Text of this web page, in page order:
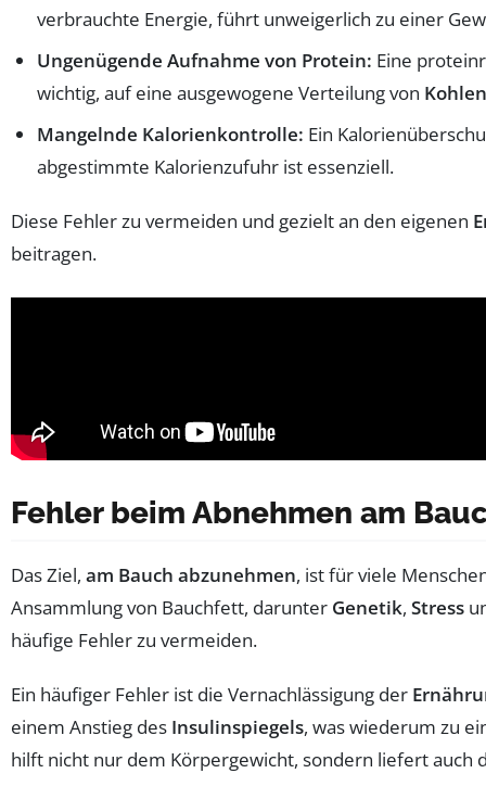
verbrauchte Energie, führt unweigerlich zu einer
Ungenügende Aufnahme von Protein: Eine
wichtig, auf eine ausgewogene Verteilung von
Mangelnde Kalorienkontrolle: Ein
abgestimmte Kalorienzufuhr ist essenziell.
Diese Fehler zu vermeiden und gezielt an den eigenen
beitragen.
Fehler beim Abnehmen am
Das Ziel, am Bauch abzunehmen, ist für viele
Ansammlung von Bauchfett, darunter Genetik, Stress
häufige Fehler zu vermeiden.
Ein häufiger Fehler ist die Vernachlässigung der
einem Anstieg des Insulinspiegels, was wiederum zu
hilft nicht nur dem Körpergewicht, sondern liefert auch